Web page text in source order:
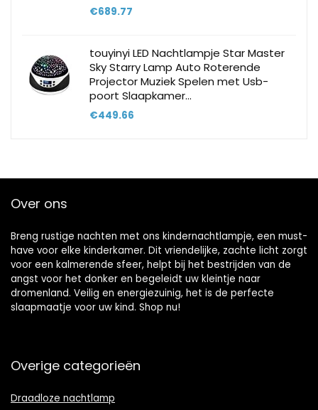
€689.77
touyinyi LED Nachtlampje Star Master
Sky Starry Lamp Auto Roterende
Projector Muziek Spelen met Usb-
poort Slaapkamer…
€449.66
Over ons
Breng rustige nachten met ons kindernachtlampje, een must-
have voor elke kinderkamer. Dit vriendelijke, zachte licht zorgt
voor een kalmerende sfeer, helpt bij het bestrijden van de
angst voor het donker en begeleidt uw kleintje naar
dromenland. Veilig en energiezuinig, het is de perfecte
slaapmaatje voor uw kind. Shop nu!
Overige categorieën
Draadloze nachtlamp